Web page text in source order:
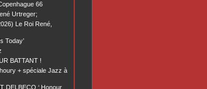
66
Urtreger;
Le Roi René,
Today’
BATTANT !
+ spéciale Jazz à
DELBECQ ‘ Honour